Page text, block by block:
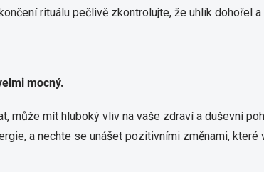
rituálu pečlivě zkontrolujte, že uhlík dohořel
mocný.
může mít hluboký vliv na vaše zdraví a duševní
a nechte se unášet pozitivními změnami, které